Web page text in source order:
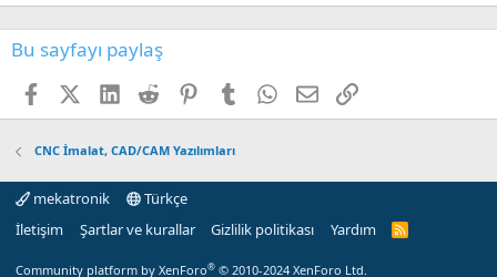
Bu sayfayı paylaş
FacebookX (Twitter)
LinkedIn
Reddit PinterestTumblr WhatsApp
E-postaLink
CNC İmalat, CAD/CAM Yazılımları
mekatronik
Türkçe
İletişim
Şartlar ve kurallar Gizlilik politikası Yardım
R
Community platform by XenForo® © 2010-2024 XenForo Ltd.